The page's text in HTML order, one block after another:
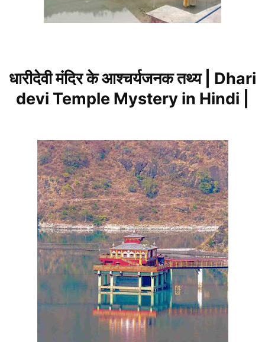
धारीदेवी मंदिर के आश्चर्यजनक तथ्य | Dhari
devi Temple Mystery in Hindi |